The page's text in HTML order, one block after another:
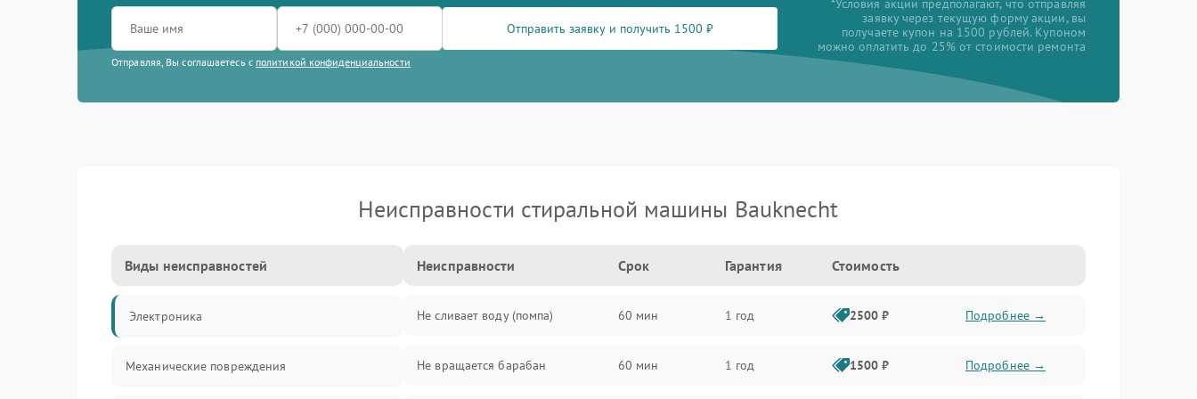
Отправить заявку и получить 1500 ₽
Отправляя, Вы соглашаетесь с политикой конфиденциальности
*Условия акции предполагают, что отправляя
заявку через текущую форму акции, вы
получаете купон на 1500 рублей. Купоном
можно оплатить до 25% от стоимости ремонта
Неисправности стиральной машины Bauknecht
Виды неисправностей
Электроника
Механические повреждения
Неисправности Срок Гарантия Стоимость
Не сливает воду (помпа) 60 мин 1 год 2500 ₽ Подробнее →
Не вращается барабан 60 мин 1 год 1500 ₽ Подробнее →